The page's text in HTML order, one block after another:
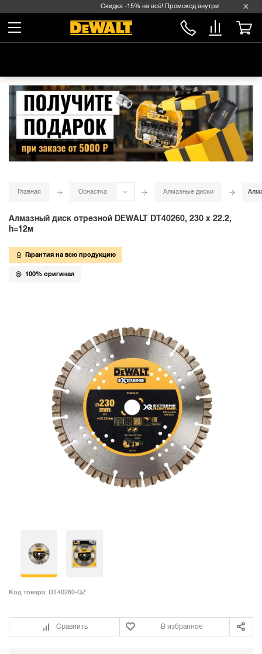
Скидка -15% на всё! Промокод внутри →
Главная Оснастка Алмазные диски
Алмазный диск отрезной DEWALT DT40260, 230 x 22.2,
h=12м
Гарантия на всю продукцию
100% оригинал
Код товара: DT40260-QZ
Сравнить В избранное